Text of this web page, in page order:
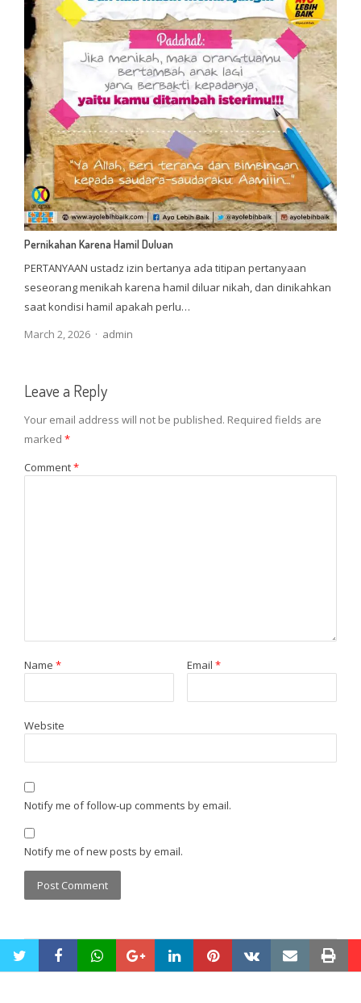
twitterfacebookwhatsapp
google+linkedinpinterestvkontakte
email
Pernikahan Karena Hamil Duluan
PERTANYAAN ustadz izin bertanya ada titipan pertanyaan
seseorang menikah karena hamil diluar nikah, dan dinikahkan
saat kondisi hamil apakah perlu…
March 2, 2026
Author
admin
Leave a Reply
Your email address will not be published. Required fields are
marked *
Comment*
Name * Email *
Website
Notify me of follow-up comments by email.
Notify me of new posts by email.